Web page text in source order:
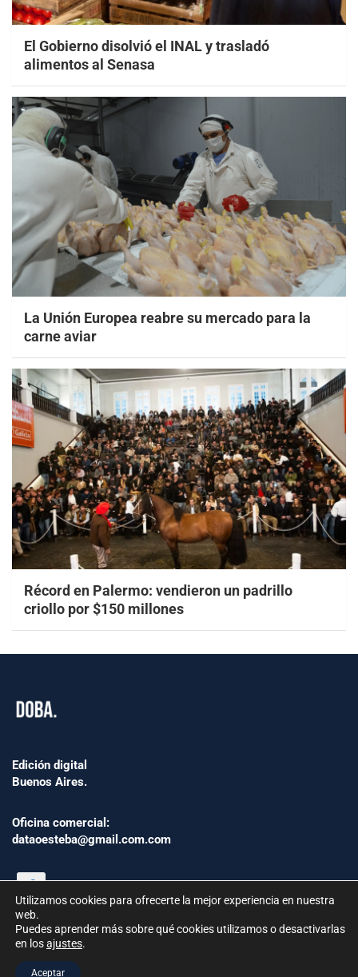
El Gobierno disolvió el INAL y trasladó
alimentos al Senasa
La Unión Europea reabre su mercado para la
carne aviar
Récord en Palermo: vendieron un padrillo
criollo por $150 millones
Edición digital
Buenos Aires.
Oficina comercial:
dataoesteba@gmail.com.com
Utilizamos cookies para ofrecerte la mejor experiencia en nuestra
web.
Puedes aprender más sobre qué cookies utilizamos o desactivarlas
en losajustes.
Aceptar